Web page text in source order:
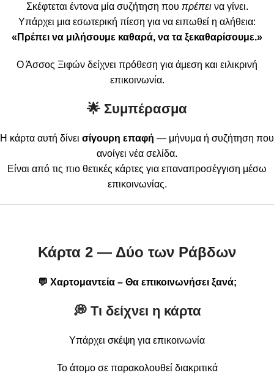
Σκέφτεται έντονα μία συζήτηση που πρέπεινα γίνει.
Υπάρχει μια εσωτερική πίεση για να ειπωθεί η αλήθεια:
«Πρέπει να μιλήσουμε καθαρά, να τα ξεκαθαρίσουμε.»
Ο Άσσος Ξιφών δείχνει πρόθεση για άμεση και ειλικρινή
επικοινωνία.
🌟 Συμπέρασμα
Η κάρτα αυτή δίνει σίγουρη επαφή — μήνυμα ή συζήτηση που
ανοίγει νέα σελίδα.
Είναι από τις πιο θετικές κάρτες για επαναπροσέγγιση μέσω
επικοινωνίας.
Κάρτα 2 — Δύο των Ράβδων
💬 Χαρτομαντεία – Θα επικοινωνήσει ξανά;
💭 Τι δείχνει η κάρτα
Υπάρχει σκέψη για επικοινωνία
Το άτομο σε παρακολουθεί διακριτικά